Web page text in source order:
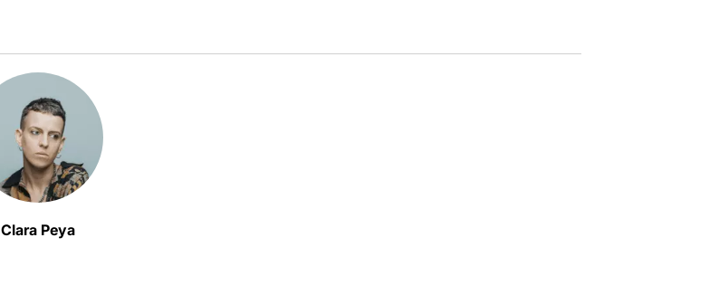
Clara Peya